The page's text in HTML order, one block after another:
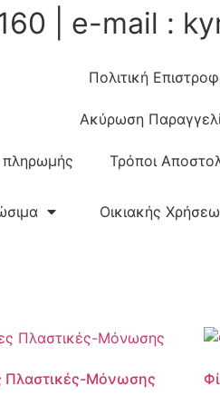
| e-mail :
Πολιτική
Ακύρωση
πληρωμής Τρόποι
Οικιακής
Πλαστικές-Μόνωσης